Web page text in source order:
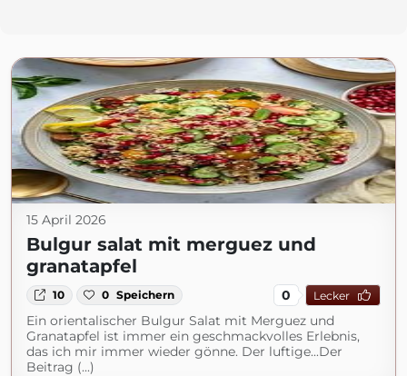
15 April 2026
Bulgur salat mit merguez und
granatapfel
10 0 Speichern 0 Lecker
Ein orientalischer Bulgur Salat mit Merguez und
Granatapfel ist immer ein geschmackvolles Erlebnis,
das ich mir immer wieder gönne. Der luftige...Der
Beitrag (...)